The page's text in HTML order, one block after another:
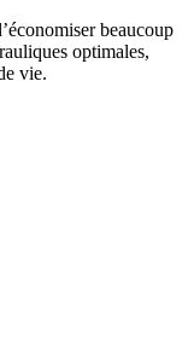
beaucoup
optimales,
vie.